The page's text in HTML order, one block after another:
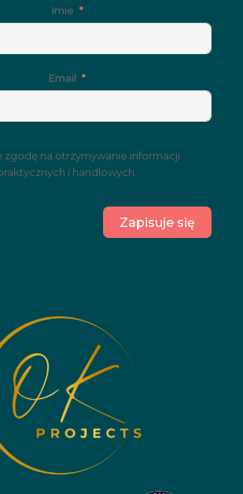
Imie
Email
zgodę na otrzymywanie informacji
i handlowych.
Zapisuje się